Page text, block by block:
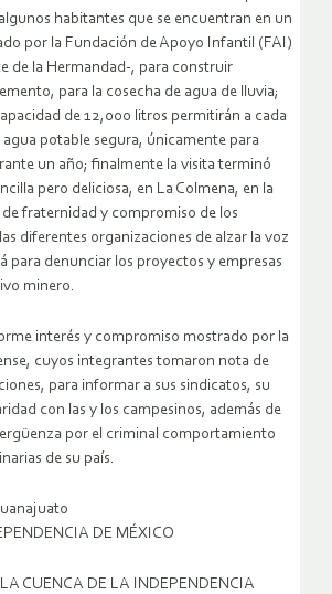
habitantes que se encuentran en un
por la Fundación de Apoyo Infantil (FAI)
de la Hermandad-, para construir
para la cosecha de agua de lluvia;
de 12,000 litros permitirán a cada
potable segura, únicamente para
un año; finalmente la visita terminó
pero deliciosa, en La Colmena, en la
fraternidad y compromiso de los
diferentes organizaciones de alzar la voz
para denunciar los proyectos y empresas
minero.
interés y compromiso mostrado por la
cuyos integrantes tomaron nota de
para informar a sus sindicatos, su
con las y los campesinos, además de
por el criminal comportamiento
de su país.
DE MÉXICO
CUENCA DE LA INDEPENDENCIA